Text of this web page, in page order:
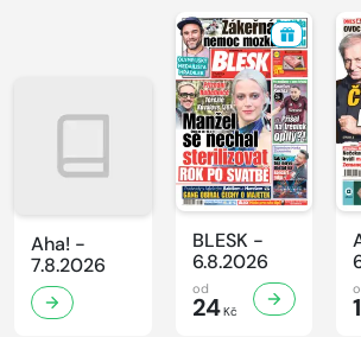
Aha! -
7.8.2026
BLESK -
6.8.2026
od
24Kč